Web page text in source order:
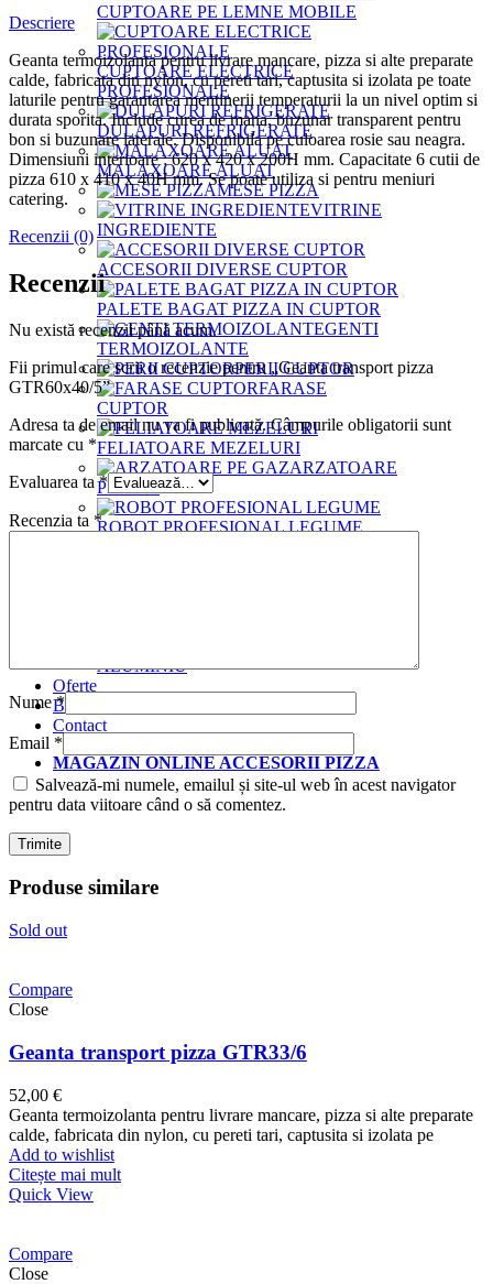
CUPTOARE PE LEMNE MOBILE
CUPTOARE ELECTRICE
PROFESIONALE
DULAPURI REFRIGERATE
MALAXOARE ALUAT
MESE PIZZA
VITRINE
INGREDIENTE
ACCESORII DIVERSE CUPTOR
PALETE BAGAT PIZZA IN CUPTOR
GENTI
TERMOIZOLANTE
PERII CUPTOR
FARASE
CUPTOR
FELIATOARE MEZELURI
ARZATOARE
PE GAZ
ROBOT PROFESIONAL LEGUME
ALUMINIU
Oferte
Blog
Contact
MAGAZIN ONLINE ACCESORII PIZZA
Descriere
Geanta termoizolanta pentru livrare mancare, pizza si alte preparate
calde, fabricata din nylon, cu pereti tari, captusita si izolata pe toate
laturile pentru garantarea mentinerii temperaturii la un nivel optim si
durata sporita. Include curea de mana, buzunar transparent pentru
bon si buzunare laterale. Disponibila pe culoarea rosie sau neagra.
Dimensiuni interioare : 620 x 420 x 200H mm. Capacitate 6 cutii de
pizza 610 x 410 x 40H mm. Se poate utiliza si pentru meniuri
catering.
Recenzii (0)
Recenzii
Nu există recenzii până acum.
Fii primul care scrii o recenzie pentru „Geanta transport pizza
GTR60x40/5”
Adresa ta de email nu va fi publicată. Câmpurile obligatorii sunt
marcate cu *
Evaluarea ta*
Recenzia ta *
Nume*
Email *
Salvează-mi numele, emailul și site-ul web în acest navigator
pentru data viitoare când o să comentez.
Produse similare
Sold out
Compare
Close
Geanta transport pizza GTR33/6
52,00 €
Geanta termoizolanta pentru livrare mancare, pizza si alte preparate
calde, fabricata din nylon, cu pereti tari, captusita si izolata pe
Add to wishlist
Citește mai mult
Quick View
Compare
Close